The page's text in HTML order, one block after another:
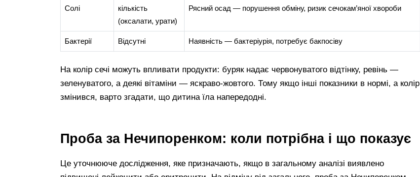
Солі
кількість
(оксалати, урати)
Рясний осад — порушення обміну, ризик сечокам’яної хвороби
Бактерії Відсутні Наявність — бактеріурія, потребує бакпосіву
На колір сечі можуть впливати продукти: буряк надає червонуватого відтінку, ревінь —
зеленуватого, а деякі вітаміни — яскраво-жовтого. Тому якщо інші показники в нормі, а колір
змінився, варто згадати, що дитина їла напередодні.
Проба за Нечипоренком: коли потрібна і що показує
Це уточнююче дослідження, яке призначають, якщо в загальному аналізі виявлено